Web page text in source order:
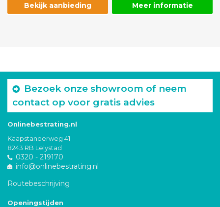
Bekijk aanbieding Meer informatie
Bezoek onze showroom of neem
contact op voor gratis advies
Onlinebestrating.nl
Kaapstanderweg 41
8243 RB Lelystad
0320 - 219170
info@onlinebestrating.nl
Routebeschrijving
Openingstijden